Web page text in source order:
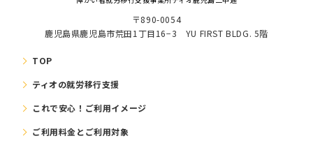
〒890-0054
鹿児島県鹿児島市荒田1丁目16−3 YU FIRST BLDG. 5階
TOP
ティオの就労移⾏⽀援
これで安⼼！ご利⽤イメージ
ご利⽤料⾦とご利⽤対象